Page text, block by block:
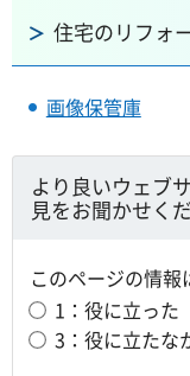
住宅のリフォ
画像保管庫
より良いウェブ
見をお聞かせく
このページの情報
1：役に立った
3：役に立たな